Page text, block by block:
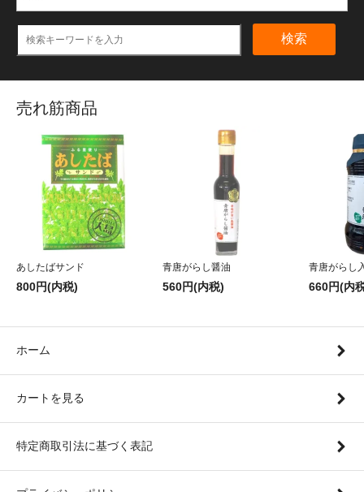
検索
売れ筋商品
あしたばサンド
800円(内税)
青唐がらし醤油
560円(内税)
青唐がらし
660円(内
ホーム
カートを見る
特定商取引法に基づく表記